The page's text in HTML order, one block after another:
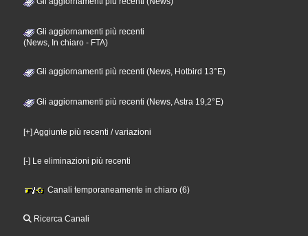
Gli aggiornamenti più recenti
(News, In chiaro - FTA)
Gli aggiornamenti più recenti (News, Hotbird 13°E)
Gli aggiornamenti più recenti (News, Astra 19,2°E)
[+] Aggiunte più recenti / variazioni
[-] Le eliminazioni più recenti
Canali temporaneamente in chiaro (6)
Ricerca Canali